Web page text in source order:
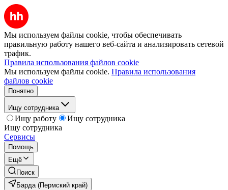
Мы используем файлы cookie, чтобы обеспечивать
правильную работу нашего веб-сайта и анализировать сетевой
трафик.
Правила использования файлов cookie
Мы используем файлы cookie. Правила использования
файлов cookie
Понятно
Ищу сотрудника
Ищу работу
Ищу сотрудника
Ищу сотрудника
Сервисы
Помощь
Ещё
Поиск
Барда (Пермский край)